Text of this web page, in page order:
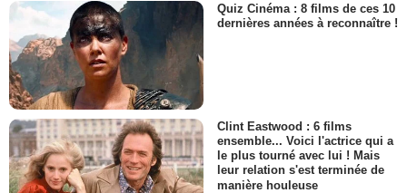
Quiz Cinéma : 8 films de ces 10
dernières années à reconnaître !
Clint Eastwood : 6 films
ensemble... Voici l'actrice qui a
le plus tourné avec lui ! Mais
leur relation s'est terminée de
manière houleuse